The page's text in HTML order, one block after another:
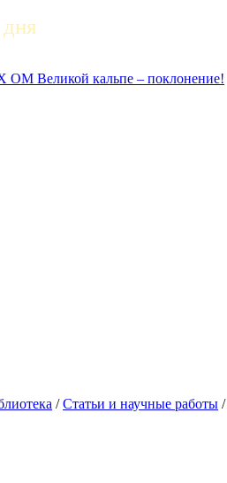
кальпе – поклонение!
/Статьи и научные работы /